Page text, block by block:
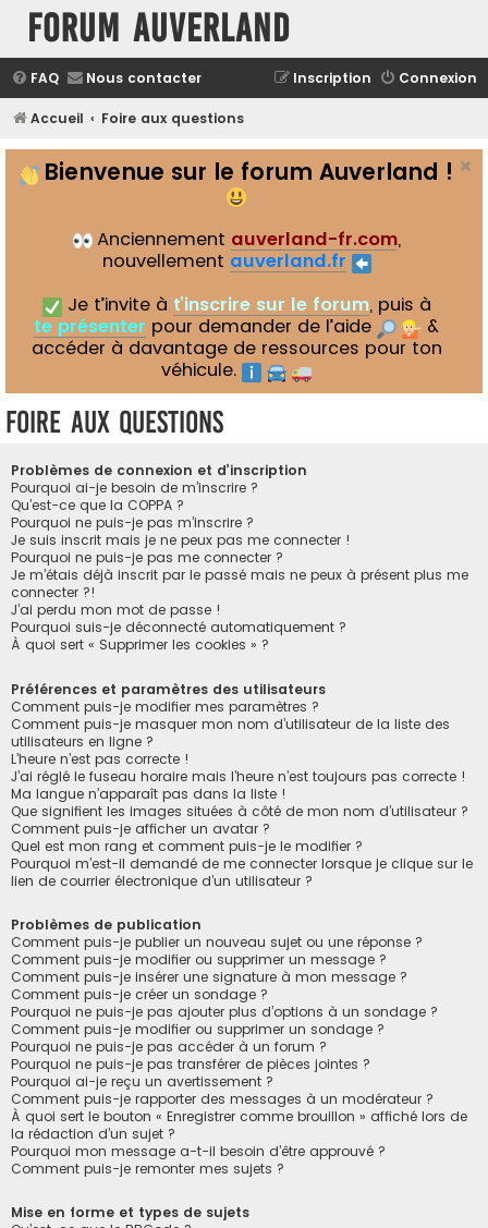
Forum Auverland
FAQ Nous contacter Connexion
Inscription
Accueil Foire aux questions
Bienvenue sur le forum Auverland !
Anciennement auverland-fr.com,
nouvellement auverland.fr
Je t’invite à t’inscrire sur le forum, puis à
te présenter pour demander de l’aide
&
accéder à davantage de ressources pour ton
véhicule.
Foire aux questions
Problèmes de connexion et d’inscription
Pourquoi ai-je besoin de m’inscrire ?
Qu’est-ce que la COPPA ?
Pourquoi ne puis-je pas m’inscrire ?
Je suis inscrit mais je ne peux pas me connecter !
Pourquoi ne puis-je pas me connecter ?
Je m’étais déjà inscrit par le passé mais ne peux à présent plus me
connecter ?!
J’ai perdu mon mot de passe !
Pourquoi suis-je déconnecté automatiquement ?
À quoi sert « Supprimer les cookies » ?
Préférences et paramètres des utilisateurs
Comment puis-je modifier mes paramètres ?
Comment puis-je masquer mon nom d’utilisateur de la liste des
utilisateurs en ligne ?
L’heure n’est pas correcte !
J’ai réglé le fuseau horaire mais l’heure n’est toujours pas correcte !
Ma langue n’apparaît pas dans la liste !
Que signifient les images situées à côté de mon nom d’utilisateur ?
Comment puis-je afficher un avatar ?
Quel est mon rang et comment puis-je le modifier ?
Pourquoi m’est-il demandé de me connecter lorsque je clique sur le
lien de courrier électronique d’un utilisateur ?
Problèmes de publication
Comment puis-je publier un nouveau sujet ou une réponse ?
Comment puis-je modifier ou supprimer un message ?
Comment puis-je insérer une signature à mon message ?
Comment puis-je créer un sondage ?
Pourquoi ne puis-je pas ajouter plus d’options à un sondage ?
Comment puis-je modifier ou supprimer un sondage ?
Pourquoi ne puis-je pas accéder à un forum ?
Pourquoi ne puis-je pas transférer de pièces jointes ?
Pourquoi ai-je reçu un avertissement ?
Comment puis-je rapporter des messages à un modérateur ?
À quoi sert le bouton « Enregistrer comme brouillon » affiché lors de
la rédaction d’un sujet ?
Pourquoi mon message a-t-il besoin d’être approuvé ?
Comment puis-je remonter mes sujets ?
Mise en forme et types de sujets